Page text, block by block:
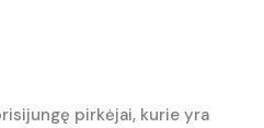
pirkėjai, kurie yra